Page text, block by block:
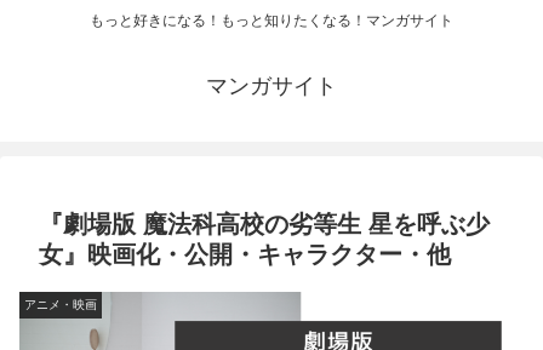
もっと好きになる！もっと知りたくなる！マンガサイト
マンガサイト
『劇場版 魔法科高校の劣等生 星を呼ぶ少
女』映画化・公開・キャラクター・他
アニメ・映画